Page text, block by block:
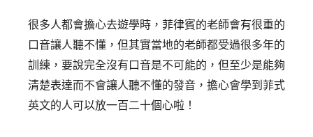
很多人都會擔心去遊學時，菲律賓的老師會有很重的
口音讓人聽不懂，但其實當地的老師都受過很多年的
訓練，要說完全沒有口音是不可能的，但至少是能夠
清楚表達而不會讓人聽不懂的發音，擔心會學到菲式
英文的人可以放一百二十個心啦！